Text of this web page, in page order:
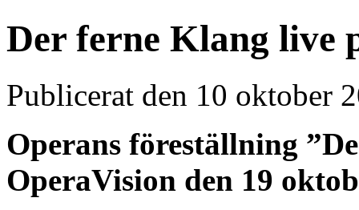
Der ferne Klang live
Publicerat den 10 oktober
Operans föreställning
OperaVision den 19